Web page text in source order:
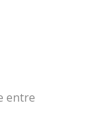
entre